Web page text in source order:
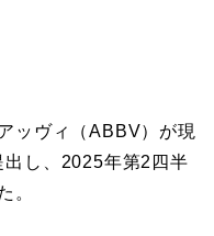
ッヴィ（ABBV）が現
し、2025年第2四半
。